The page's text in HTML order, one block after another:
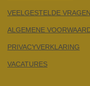
VEELGESTELDE
ALGEMENE
PRIVACYVERKLARING
VACATURES